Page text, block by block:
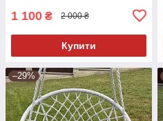
1 100 ₴ 2 000 ₴
Купити
–29%